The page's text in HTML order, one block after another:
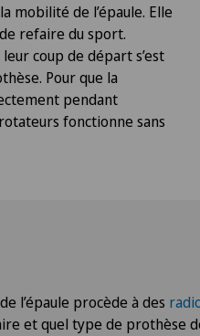
de l’épaule. Elle
refaire du sport.
coup de départ s’est
Pour que la
pendant
fonctionne sans
l’épaule procède à des
et quel type de prothèse